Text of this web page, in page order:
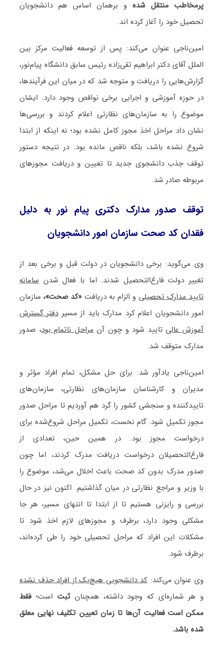
پرمخاطب منتقل شدهو برهمان اساس هم دانشجویان
تحصیل خود را آغاز کرده اند.
امین‌ناجی عنوان می‌کند: پس از توسعه فعالیت مرکز بین
الملل آقای دکتر ابراهیم تقی‌زاده رئیس سابق دانشگاه پیام‌نور،
گزارش‌هایی را دریافت و متوجه شد که در میان این فرآیندها،
در حوزه آموزشی و اجرایی برخی نواقص وجود دارد. ایشان
موضوع را به سازمان‌های نظارتی اعلام کردند و بررسی‌ها
نشان داد مراحل اخذ مجوز کامل نشده بود؛ نه اینکه از ابتدا
شروع نشده باشد، بلکه ناقص مانده بود. در نتیجه دستور
توقف جذب دانشجوی جدید تا تعیین و دریافت مجوزهای
مربوطه صادر شد.
توقف صدور مدارک دکتری پیام نور به دلیل
فقدان کد صحت سازمان امور دانشجویان
وی می‌گوید: برخی دانشجویان در دولت قبل و برخی بعد از
تغییر دولت فارغ‌التحصیل شدند. اما با فعال شدنسامانه
تایید مدارک تحصیلی و الزام به دریافت «کد صحت»،سازمان
امور دانشجویان اعلام کرد مدارک باید از مسیردفتر گسترش
آموزش عالیتایید شود و چون آنمراحل ناتمام بود، صدور
مدارک متوقف شد.
امین‌ناجی یادآور شد: برای حل مشکل، تمام افراد مؤثر و
مدیران و کارشناسان سازمان‌های نظارتی، سازمان‌های
تاییدکننده و سنجشی کشور را گرد هم آوردیم تا مراحل صدور
مجوز تکمیل شود. گام نخست، تکمیل مراحل شروع‌شده برای
درخواست مجوز بود. در همین حین، تعدادی از
فارغ‌التحصیلان درخواست دریافت مدرک کردند، اما چون
صدور مدرک بدون کد صحت باعث اخلال می‌شد، موضوع را
با وزیر و مراجع نظارتی در میان گذاشتیم. اکنون نیز در حال
بررسی و رایزنی هستیم تا از ابتدا تا انتهای مسیر، هر جا
مشکلی وجود دارد، برطرف و مجوزهای لازم اخذ شود تا
مشکلات این افراد که مراحل تحصیلی خود را طی کرده‌اند،
برطرف شود.
وی عنوان می‌کند:کد دانشجویی هیچ‌یک از افراد حذف نشده
و هر شماره‌ای که وجود داشته، همچنانثبت است؛فقط
ممکن است فعالیت آن‌ها تا زمان تعیین تکلیف نهایی معلق
شده باشد.